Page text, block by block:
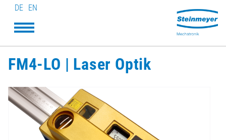
DE EN
FM4-LO | Laser Optik